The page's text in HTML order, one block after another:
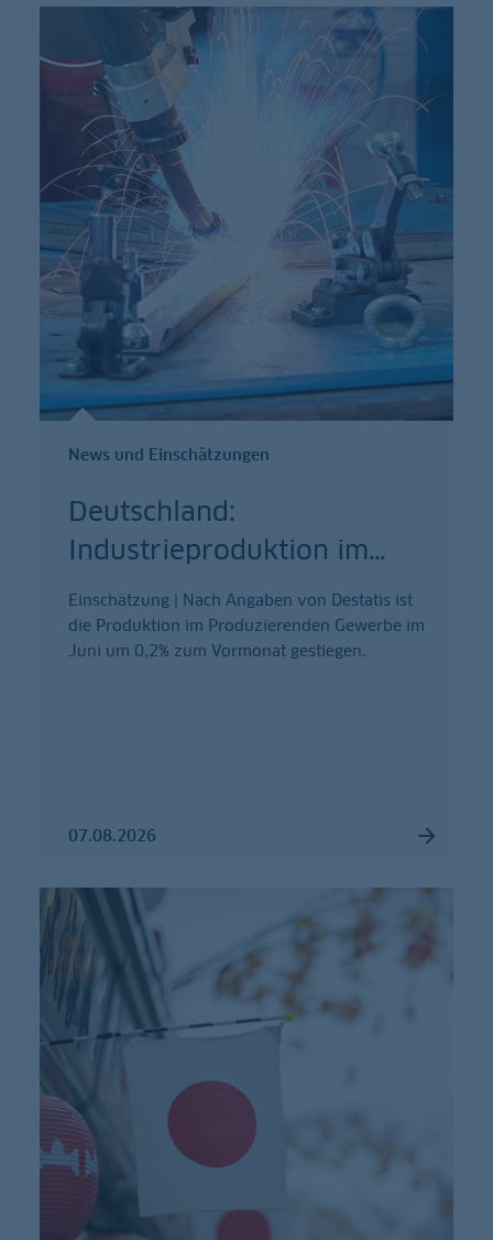
News und Einschätzungen
Deutschland:
Industrieproduktion im…
Einschätzung | Nach Angaben von Destatis ist
die Produktion im Produzierenden Gewerbe im
Juni um 0,2% zum Vormonat gestiegen.
07.08.2026